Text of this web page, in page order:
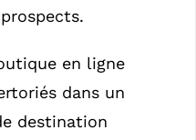
en ligne
dans un
destination